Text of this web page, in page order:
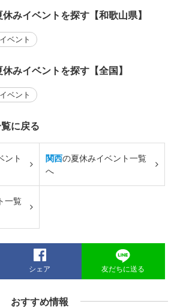
みイベントを探す【和歌山県】
ベント
みイベントを探す【全国】
ベント
に戻る
ント
関西の夏休みイベント一覧
へ
一覧
シェア 友だちに送る
おすすめ情報